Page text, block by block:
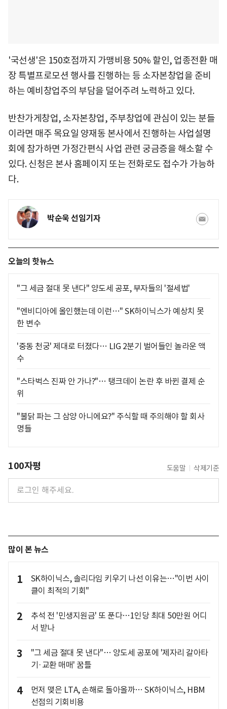
'국선생'은 150호점까지 가맹비용 50% 할인, 업종전환 매
장 특별프로모션 행사를 진행하는 등 소자본창업을 준비
하는 예비창업주의 부담을 덜어주려 노력하고 있다.
반찬가게창업, 소자본창업, 주부창업에 관심이 있는 분들
이라면 매주 목요일 양재동 본사에서 진행하는 사업설명
회에 참가하면 가정간편식 사업 관련 궁금증을 해소할 수
있다. 신청은 본사 홈페이지 또는 전화로도 접수가 가능하
다.
박순욱 선임기자
오늘의 핫뉴스
"그 세금 절대 못 낸다" 양도세 공포, 부자들의 '절세법'
"엔비디아에 올인했는데 이런…" SK하이닉스가 예상치 못
한 변수
'중동 천궁' 제대로 터졌다… LIG 2분기 벌어들인 놀라운 액
수
"스타벅스 진짜 안 가나?"… 탱크데이 논란 후 바뀐 결제 순
위
"불닭 파는 그 삼양 아니에요?" 주식할 때 주의해야 할 회사
명들
100자평 도움말 삭제기준
많이 본 뉴스
1
SK하이닉스, 솔리다임 키우기 나선 이유는…"이번 사이
클이 최적의 기회"
2
추석 전 '민생지원금' 또 푼다…1인당 최대 50만원 어디
서 받나
3
"그 세금 절대 못 낸다"… 양도세 공포에 '제자리 갈아타
기·교환 매매' 꿈틀
4
먼저 맺은 LTA, 손해로 돌아올까… SK하이닉스, HBM
선점의 기회비용